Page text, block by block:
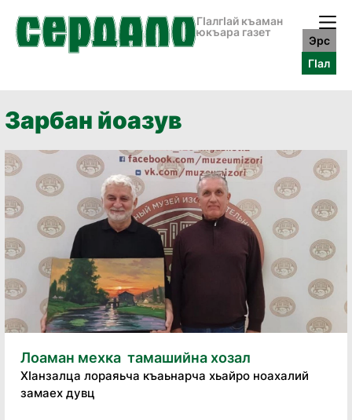
ГӀалгӀай къаман
юкъара газет
Эрс
ГӀал
Зарбан йоазув
Лоаман мехка тамашийна хозал
ХӀанзалца лораяьча къаьнарча хьайро ноахалий
замаех дувц